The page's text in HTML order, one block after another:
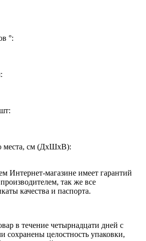
°:
места, см (ДхШхВ):
Интернет-магазине имеет гарантий
так же все
качества и паспорта.
в течение четырнадцати дней с
сохранены целостность упаковки,